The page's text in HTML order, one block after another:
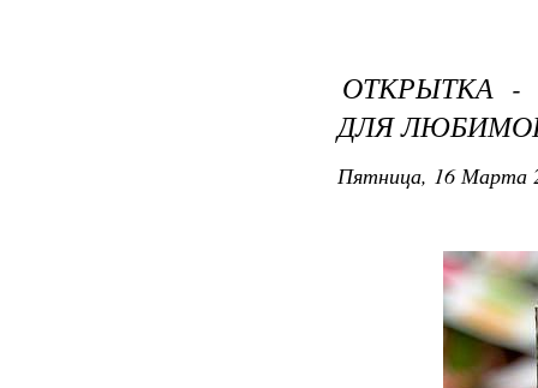
ОТКРЫТКА -
ДЛЯ
Пятница, 16 Марта